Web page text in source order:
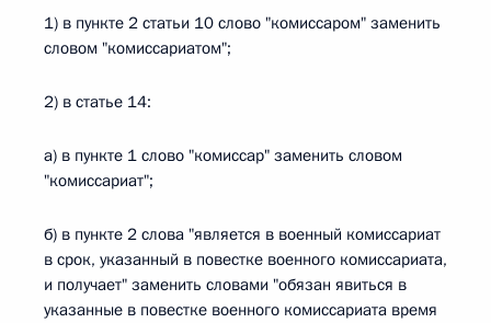
1) в пункте 2 статьи 10 слово "комиссаром" заменить
словом "комиссариатом";
2) в статье 14:
а) в пункте 1 слово "комиссар" заменить словом
"комиссариат";
б) в пункте 2 слова "является в военный комиссариат
в срок, указанный в повестке военного комиссариата,
и получает" заменить словами "обязан явиться в
указанные в повестке военного комиссариата время